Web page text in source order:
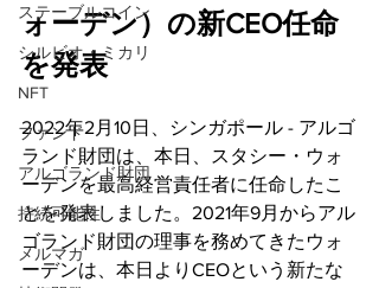
ステーブルコイン
シルビオ・ミカリ
NFT
ファンド
アルゴランド財団
持続可能性
メルマガ
ォーデン）の新CEO任命
を発表
2022年2月10日、シンガポール - アルゴ
ランド財団は、本日、スタシー・ウォ
ーデンを最高経営責任者に任命したこ
とを発表しました。2021年9月からアル
ゴランド財団の理事を務めてきたウォ
ーデンは、本日よりCEOという新たな